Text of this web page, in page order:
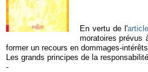
En vertu de l'
moratoires prévus
former un recours en dommages-
Les grands principes de la
-